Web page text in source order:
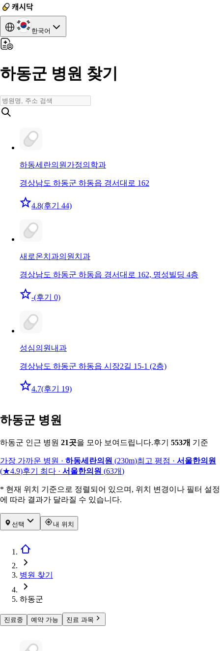
한국어
하동군 병원 찾기
하동세란의원 가정의학과
경상남도 하동군 하동읍 경서대로 162
4.8(후기 44)
새로온치과의원 치과
경상남도 하동군 하동읍 경서대로 162, 명성빌딩 4층
-(후기 0)
성심의원 내과
경상남도 하동군 하동읍 시장2길 15-1 (2층)
4.7(후기 19)
하동군 병원
하동군 인근 병원 21곳을 모아 보여드립니다.후기 553개 기준
가장 가까운 병원 · 하동세란의원 (230m)최고 평점 · 서울한의원
(★4.9)후기 최다 · 서울한의원 (63개)
* 현재 위치 기준으로 정렬되어 있으며, 위치 변경이나 필터 설정
에 따라 결과가 달라질 수 있습니다.
선택 내 위치
병원 찾기
하동군
진료중 예약 가능 진료 과목